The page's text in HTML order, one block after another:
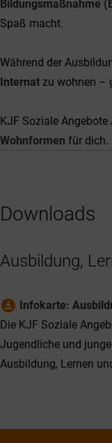
Bildungsmaßnahme
Spaß macht.
Während der
Internat zu wohnen –
KJF Soziale
Wohnformen für dich.
Downloads
Ausbildung,
download_for_offline Infokarte:
Die KJF Soziale
Jugendliche und
Ausbildung, Lernen